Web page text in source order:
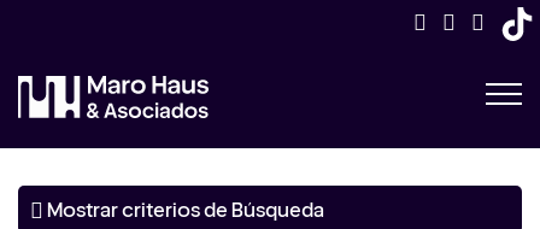
Mostrar criterios de Búsqueda